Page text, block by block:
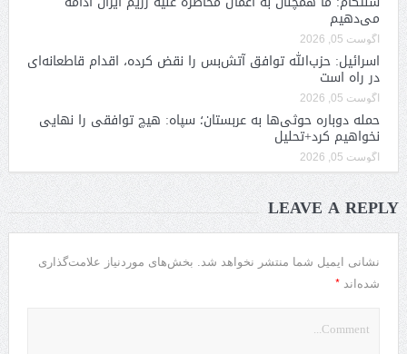
می‌دهیم
آگوست 05, 2026
اسرائیل: حزب‌الله توافق آتش‌بس را نقض کرده، اقدام قاطعانه‌ای
در راه است
آگوست 05, 2026
حمله دوباره حوثی‌ها به عربستان؛ سپاه: هیچ توافقی را نهایی
نخواهیم کرد+تحلیل
آگوست 05, 2026
LEAVE A REPLY
نشانی ایمیل شما منتشر نخواهد شد. بخش‌های موردنیاز علامت‌گذاری
شده‌اند *